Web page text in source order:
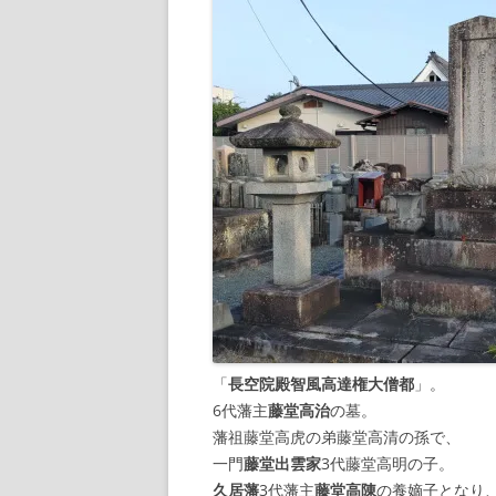
「長空院殿智風高達権大僧都 」。
6代藩主藤堂高治の墓。
藩祖藤堂高虎の弟藤堂高清の孫で、
一門藤堂出雲家3代藤堂高明の子。
久居藩3代藩主藤堂高陳の養嫡子となり